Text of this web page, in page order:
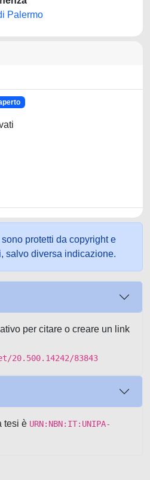
Palermo
sono protetti da copyright e
salvo diversa indicazione.
per citare o creare un link
83843
tesi è URN:NBN:IT:UNIPA-